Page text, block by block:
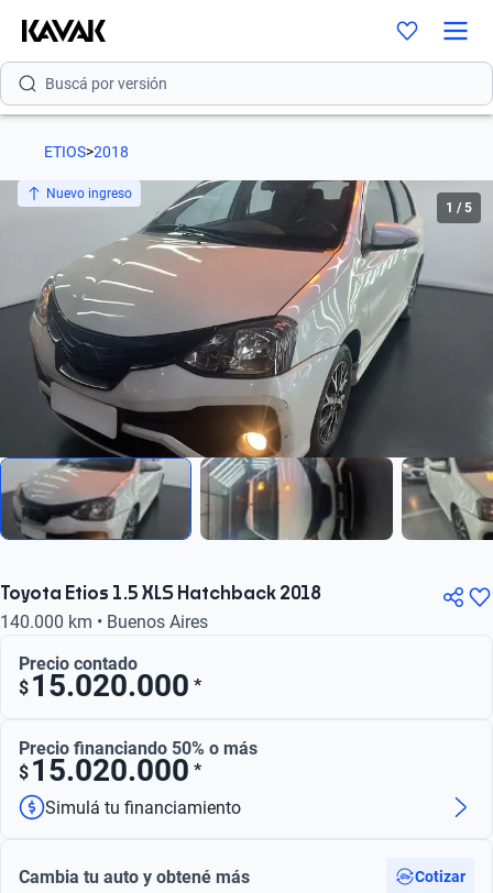
Buscá por modelo
Buscá por versión
Buscá por marca
Buscá por modelo
Buscá por versión
Buscá por año
ETIOS>2018
Nuevo ingreso
1 /5
Toyota Etios 1.5 XLS Hatchback 2018
140.000 km • Buenos Aires
Precio contado
$ 15.020.000 *
Precio financiando 50% o más
$ 15.020.000 *
Simulá tu financiamiento
Cambia tu auto y obtené más
Cotizar